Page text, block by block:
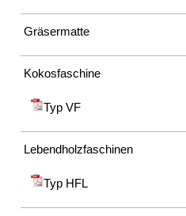
taue
(RepoFloat)
(Repotex)
MENÜ
SCHLIESSEN
Gräsermatte
Kokosfaschine
Typ VF
Lebendholzfaschinen
Typ HFL